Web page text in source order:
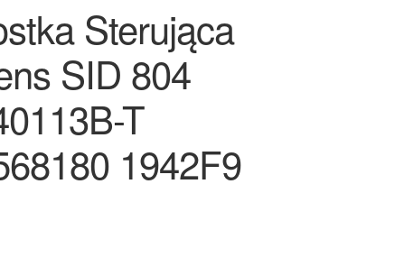
Sterująca
SID 804
T
1942F9